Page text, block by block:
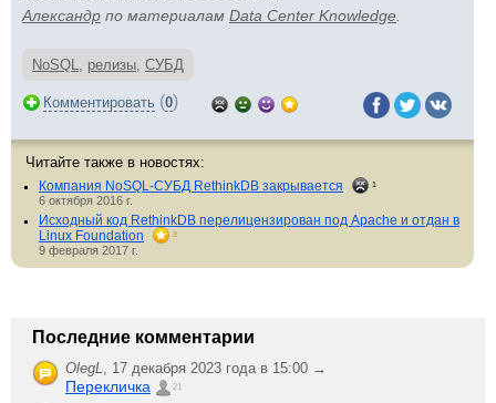
Aлександр по материалам Data Center Knowledge
NoSQL, релизы, СУБД
Комментировать (0)
Читайте также в новостях:
Компания NoSQL-СУБД RethinkDB закрывается 1
6 октября 2016 г.
Исходный код RethinkDB перелицензирован под Apache и отдан в
Linux Foundation
3
9 февраля 2017 г.
Последние комментарии
OlegL, 17 декабря 2023 года в 15:00 →
Перекличка 21